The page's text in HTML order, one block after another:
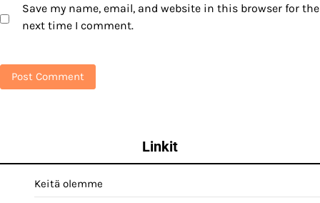
Save my name, email, and website in this browser for the
next time I comment.
Linkit
Keitä olemme